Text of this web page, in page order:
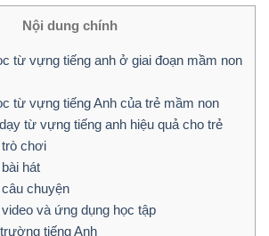
Nội dung chính
từ vựng tiếng anh ở giai đoạn mầm non
từ vựng tiếng Anh của trẻ mầm non
từ vựng tiếng anh hiệu quả cho trẻ
chơi
hát
chuyện
và ứng dụng học tập
tiếng Anh